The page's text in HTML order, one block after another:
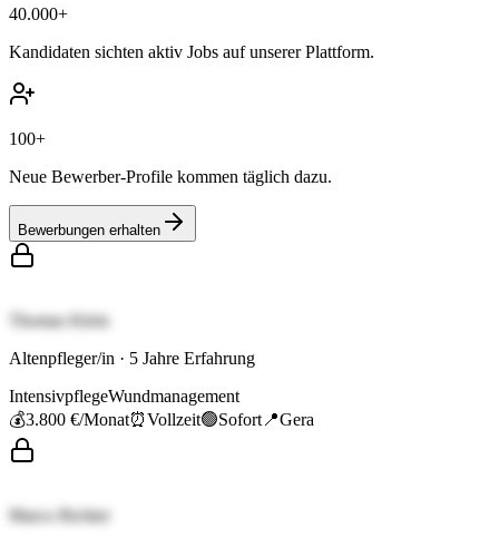
40.000+
Kandidaten sichten aktiv Jobs auf unserer Plattform.
100+
Neue Bewerber-Profile kommen täglich dazu.
Bewerbungen erhalten
Thomas Klein
Altenpfleger/in · 5 Jahre Erfahrung
IntensivpflegeWundmanagement
💰3.800 €/Monat⏰Vollzeit🟢Sofort 📍Gera
Marco Richter